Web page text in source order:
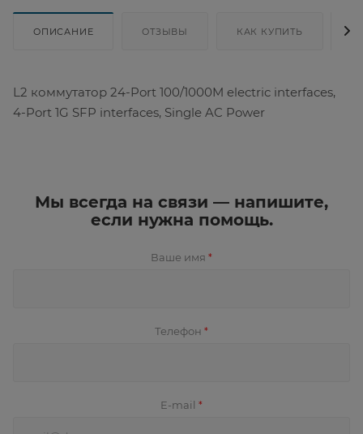
ОПИСАНИЕ ОТЗЫВЫ КАК КУПИТЬ
L2 коммутатор 24-Port 100/1000M electric interfaces,
4-Port 1G SFP interfaces, Single AC Power
Мы всегда на связи — напишите,
если нужна помощь.
Ваше имя *
Телефон *
E-mail *